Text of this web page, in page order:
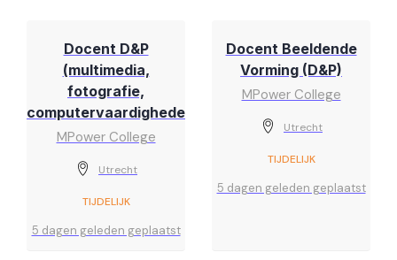
Docent D&P
(multimedia,
fotografie,
computervaardigheden)
MPower College
Utrecht
TIJDELIJK
5 dagen geleden geplaatst
Docent Beeldende
Vorming (D&P)
MPower College
Utrecht
TIJDELIJK
5 dagen geleden geplaatst